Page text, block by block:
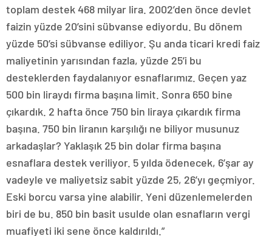
toplam destek 468 milyar lira. 2002’den önce devlet
faizin yüzde 20’sini sübvanse ediyordu. Bu dönem
yüzde 50’si sübvanse ediliyor. Şu anda ticari kredi faiz
maliyetinin yarısından fazla, yüzde 25’i bu
desteklerden faydalanıyor esnaflarımız. Geçen yaz
500 bin liraydı firma başına limit. Sonra 650 bine
çıkardık. 2 hafta önce 750 bin liraya çıkardık firma
başına. 750 bin liranın karşılığı ne biliyor musunuz
arkadaşlar? Yaklaşık 25 bin dolar firma başına
esnaflara destek veriliyor. 5 yılda ödenecek, 6’şar ay
vadeyle ve maliyetsiz sabit yüzde 25, 26’yı geçmiyor.
Eski borcu varsa yine alabilir. Yeni düzenlemelerden
biri de bu. 850 bin basit usulde olan esnafların vergi
muafiyeti iki sene önce kaldırıldı.”